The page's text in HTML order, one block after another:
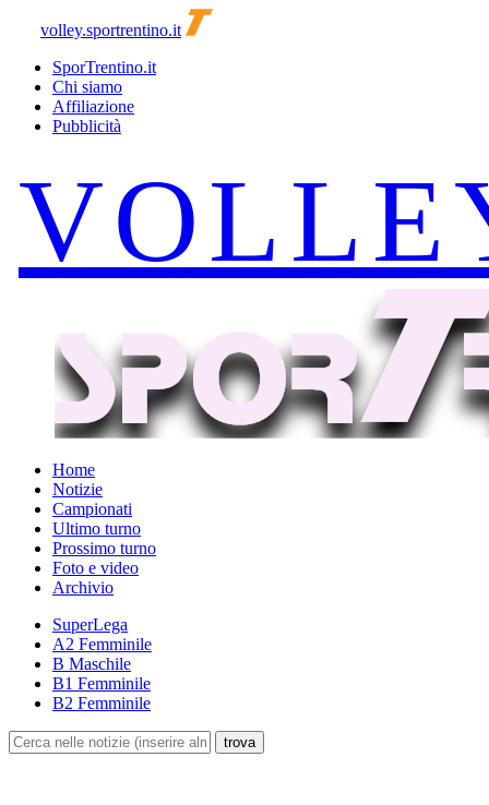
volley.sportrentino.it
SporTrentino.it
Chi siamo
Affiliazione
Pubblicità
Home
Notizie
Campionati
Ultimo turno
Prossimo turno
Foto e video
Archivio
SuperLega
A2 Femminile
B Maschile
B1 Femminile
B2 Femminile